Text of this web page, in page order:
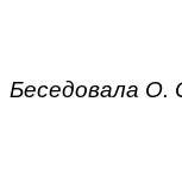
Беседовала О.